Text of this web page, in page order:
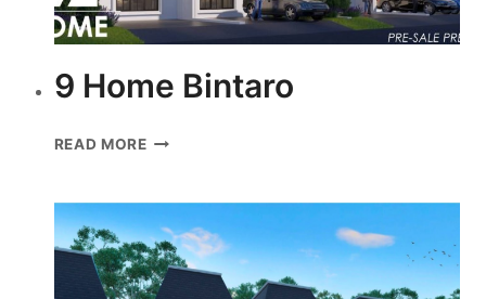
9 Home Bintaro
READ MORE9